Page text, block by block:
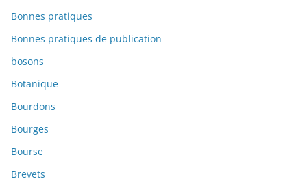
Bonnes pratiques
Bonnes pratiques de publication
bosons
Botanique
Bourdons
Bourges
Bourse
Brevets